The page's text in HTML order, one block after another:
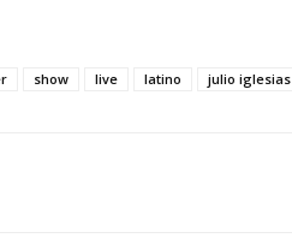
show live latino julio iglesias